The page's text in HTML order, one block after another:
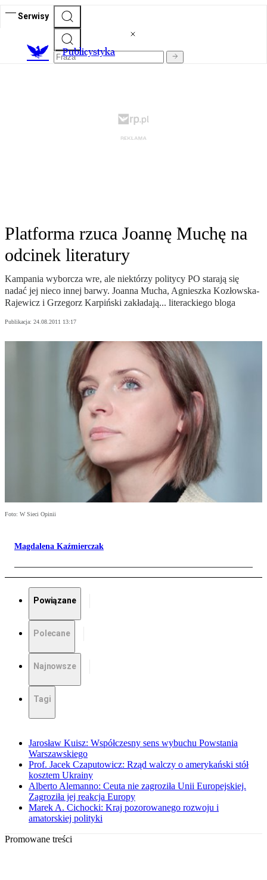
Serwisy
Publicystyka
Platforma rzuca Joannę Muchę na
odcinek literatury
Kampania wyborcza wre, ale niektórzy politycy PO starają się
nadać jej nieco innej barwy. Joanna Mucha, Agnieszka Kozłowska-
Rajewicz i Grzegorz Karpiński zakładają... literackiego bloga
Publikacja: 24.08.2011 13:17
Foto: W Sieci Opinii
Magdalena Kaźmierczak
Powiązane
Polecane
Najnowsze
Tagi
Jarosław Kuisz: Współczesny sens wybuchu Powstania
Warszawskiego
Prof. Jacek Czaputowicz: Rząd walczy o amerykański stół
kosztem Ukrainy
Alberto Alemanno: Ceuta nie zagroziła Unii Europejskiej.
Zagroziła jej reakcja Europy
Marek A. Cichocki: Kraj pozorowanego rozwoju i
amatorskiej polityki
Promowane treści